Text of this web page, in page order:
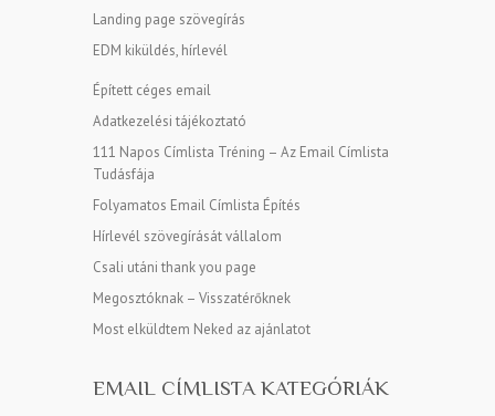
Landing page szövegírás
EDM kiküldés, hírlevél
Épített céges email
Adatkezelési tájékoztató
111 Napos Címlista Tréning – Az Email Címlista
Tudásfája
Folyamatos Email Címlista Építés
Hírlevél szövegírását vállalom
Csali utáni thank you page
Megosztóknak – Visszatérőknek
Most elküldtem Neked az ajánlatot
EMAIL CÍMLISTA KATEGÓRIÁK